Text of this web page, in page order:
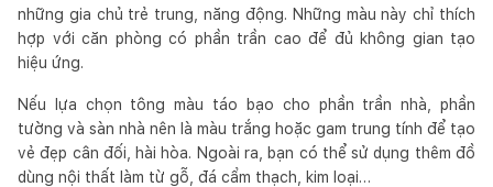
những gia chủ trẻ trung, năng động. Những màu này chỉ thích
hợp với căn phòng có phần trần cao để đủ không gian tạo
hiệu ứng.
Nếu lựa chọn tông màu táo bạo cho phần trần nhà, phần
tường và sàn nhà nên là màu trắng hoặc gam trung tính để tạo
vẻ đẹp cân đối, hài hòa. Ngoài ra, bạn có thể sử dụng thêm đồ
dùng nội thất làm từ gỗ, đá cẩm thạch, kim loại…